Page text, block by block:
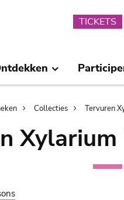
TICKETS
Collecties Tervuren